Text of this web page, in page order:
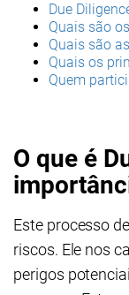
Due
Quais são
Quais são
Quais os
Quem
O que é
Este processo
riscos. Ele nos
perigos